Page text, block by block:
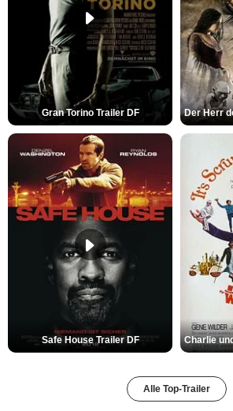
Gran Torino Trailer DF
Safe House Trailer DF
Alle Top-Trailer